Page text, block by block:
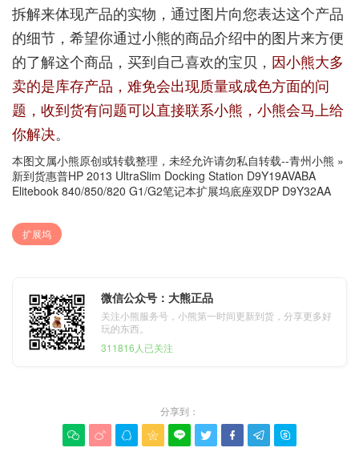
拆解来体现产品的实物，通过图片向您表达这个产品
的细节，希望你通过小熊的商品介绍中的图片来方便
的了解这个商品，买到自己喜欢的宝贝， 因小熊大多
卖的是库存产品，难免会出现质量或成色方面的问
题，收到货有问题可以直接联系小熊，小熊会马上给
你解决。
本图文属小熊原创或转载整理，未经允许请勿私自转载--青州小熊 »
新到货惠普HP 2013 UltraSlim Docking Station D9Y19AVABA
Elitebook 840/850/820 G1/G2笔记本扩展坞底座双DP D9Y32AA
扩展坞
微信公众号：大熊正品
关注小熊服务号，小熊第一时间更新到货，分享更多好
玩的东西。
311816人已关注
分享到：
        